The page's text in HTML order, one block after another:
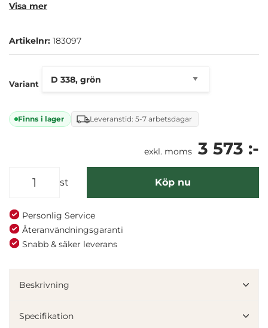
och annonserna till användarna, tillhandahålla funktioner
vidarebefordrar även sådana identifierare och annan
mot brand och stöld.
Visa mer
Artikelnr: 183097
Variant
Finns i lager Leveranstid: 5-7 arbetsdagar
exkl. moms 3 573 :-
st Köp nu
Personlig Service
Återanvändningsgaranti
Snabb & säker leverans
Beskrivning
Specifikation